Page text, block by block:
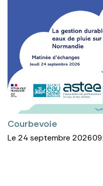
Courbevoie
Le 24 septembre 2026